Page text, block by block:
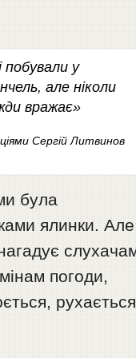
у
але ніколи
вражає»
Сергій Литвинов
була
ялинки. Але
погоди,
рухається